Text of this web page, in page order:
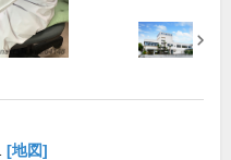
[地図]